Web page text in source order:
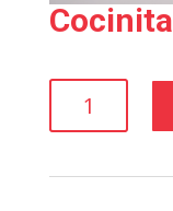
Cocinita
cantidad